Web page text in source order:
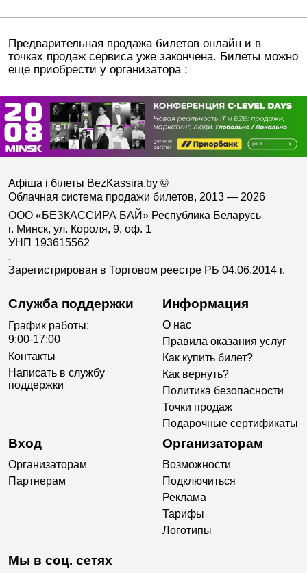
Предварительная продажа билетов онлайн и в
точках продаж сервиса уже закончена. Билеты можно
еще приобрести у организатора :
Афіша і білеты BezKassira.by ©
Облачная система продажи билетов, 2013 — 2026
ООО «БЕЗКАССИРА БАЙ» Республика Беларусь
г. Минск, ул. Короля, 9, оф. 1
УНП 193615562
.
Зарегистрирован в Торговом реестре РБ 04.06.2014 г.
Служба поддержки
График работы:
9:00-17:00
Контакты
Написать в службу
поддержки
Информация
О нас
Правила оказания услуг
Как купить билет?
Как вернуть?
Политика безопасности
Точки продаж
Подарочные сертификаты
Вход
Организаторам
Партнерам
Организаторам
Возможности
Подключиться
Реклама
Тарифы
Логотипы
Мы в соц. сетях